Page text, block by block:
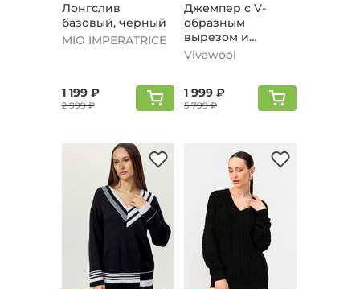
Лонгслив
базовый, черный
MIO IMPERATRICE
1 199 ₽
2 999 ₽
Джемпер с V-
образным
вырезом и
косами, черный
Vivawool
1 999 ₽
5 799 ₽